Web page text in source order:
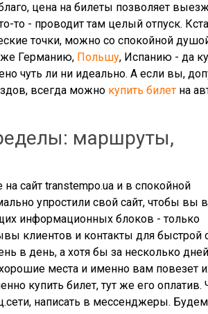
цена на билеты позволяет
то - проводит там целый отпуск.
точки, можно со спокойной
же Германию, Польшу, Испанию - да
чуть ли ни идеально. А если вы,
всегда можно купить билет на
маршруты,
сайт transtempo.ua и в спокойной
упростили свой сайт, чтобы вы
информационных блоков - только
клиентов и контакты для быстрой
в день, а хотя бы за несколько
места и именно вам повезет
купить билет, тут же его оплатив.
написать в мессенджеры.